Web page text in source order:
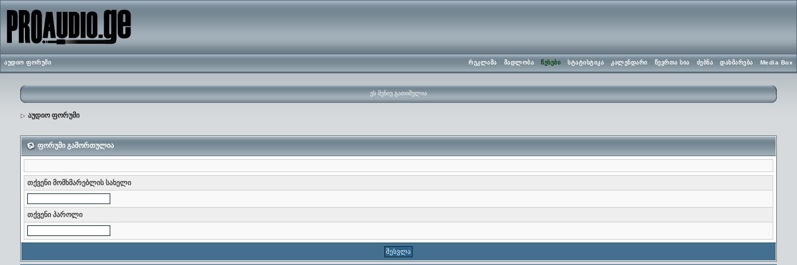
აუდიო ფორუმი Media Box
დახმარება
ძებნა
წევრთა სია
კალენდარი
სტატისტიკა
წესები
მადლობა
რეკლამა
ეს მენიუ გათიშულია
აუდიო ფორუმი
ფორუმი გამორთულია
თქვენი მომხმარებლის სახელი
თქვენი პაროლი